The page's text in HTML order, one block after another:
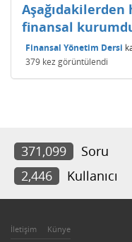
Aşağıdakilerden
finansal
Finansal Yönetim Dersi
379 kez görüntülendi
371,099 Soru
2,446
Kullanıcı
İletişim Künye